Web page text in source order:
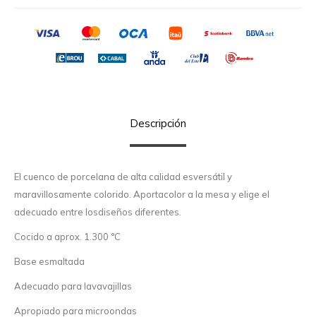
Descripción
El cuenco de porcelana de alta calidad esversátil y
maravillosamente colorido. Aportacolor a la mesa y elige el
adecuado entre losdiseños diferentes.
Cocido a aprox. 1.300 °C
Base esmaltada
Adecuado para lavavajillas
Apropiado para microondas